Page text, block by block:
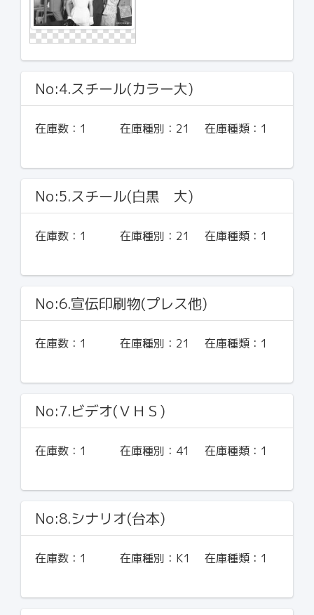
No:4.スチール(カラー大)
在庫数： 1 在庫種別： 21 在庫種類： 1
No:5.スチール(白黒 大)
在庫数： 1 在庫種別： 21 在庫種類： 1
No:6.宣伝印刷物(プレス他)
在庫数： 1 在庫種別： 21 在庫種類： 1
No:7.ビデオ(ＶＨＳ)
在庫数： 1 在庫種別： 41 在庫種類： 1
No:8.シナリオ(台本)
在庫数： 1 在庫種別： K1 在庫種類： 1